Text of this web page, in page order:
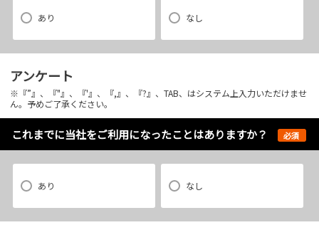
あり なし
アンケート
※『”』、『"』、『'』、『,』、『?』、TAB、はシステム上入力いただけませ
ん。予めご了承ください。
これまでに当社をご利用になったことはありますか？ 必須
あり なし